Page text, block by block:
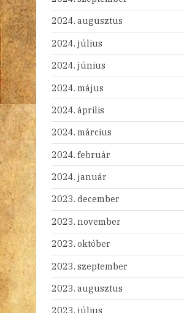
2024. augusztus
2024. július
2024. június
2024. május
2024. április
2024. március
2024. február
2024. január
2023. december
2023. november
2023. október
2023. szeptember
2023. augusztus
2023. július